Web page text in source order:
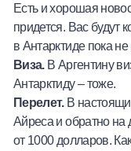
Есть и хорошая
придется. Вас будут
в Антарктиде пока
Виза.В Аргентину
Антарктиду – тоже.
Перелет.В
Айреса и обратно на
от 1000 долларов.